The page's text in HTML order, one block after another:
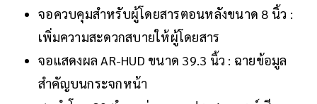
จอควบคุมสำหรับผู้โดยสารตอนหลังขนาด 8 นิ้ว :
เพิ่มความสะดวกสบายให้ผู้โดยสาร
จอแสดงผล AR-HUD ขนาด 39.3 นิ้ว : ฉายข้อมูล
สำคัญบนกระจกหน้า